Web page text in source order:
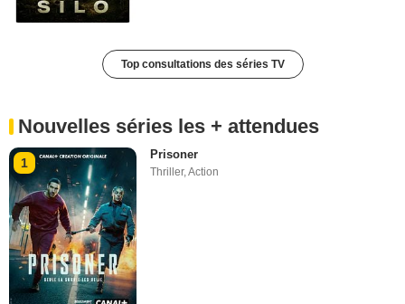
Top consultations des séries TV
Nouvelles séries les + attendues
1
Prisoner
Thriller,Action